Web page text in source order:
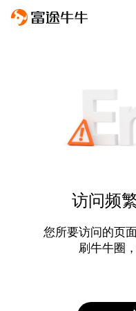
访问频
您所要访问的页
刷牛牛圈